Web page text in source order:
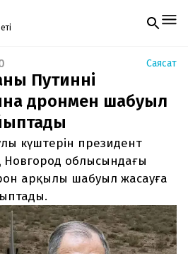
ай сайын электронды
Жаңа нөмір
жіберіледі. Тек email
жібереміз.
Саясат
Путиннің
дронмен шабуыл
күштерін президент
Новгород облысындағы
арқылы шабуыл жасауға